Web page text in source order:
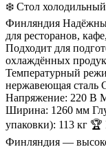
❄️ Стол
Финляндия
для ресторанов,
Подходит для
охлаждённых
Температурный
нержавеющая сталь
Напряжение: 220 В
Ширина: 1260 мм
упаковки): 113 кг
Финляндия —